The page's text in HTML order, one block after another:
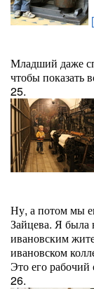
Младший даже
чтобы показать
25.
Ну, а потом мы
Зайцева. Я была
ивановским
ивановском
Это его рабочий
26.